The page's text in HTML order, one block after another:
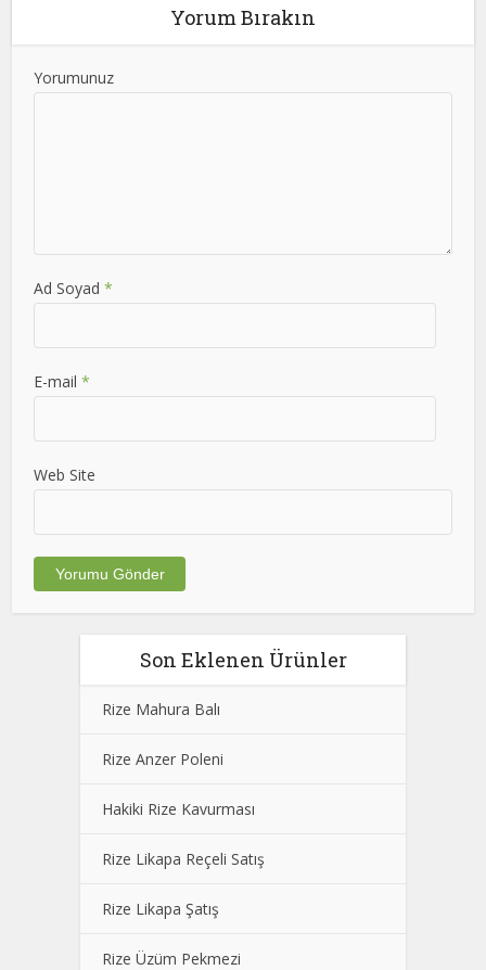
Yorum Bırakın
Yorumunuz
Ad Soyad*
E-mail*
Web Site
Son Eklenen Ürünler
Rize Mahura Balı
Rize Anzer Poleni
Hakiki Rize Kavurması
Rize Likapa Reçeli Satış
Rize Likapa Şatış
Rize Üzüm Pekmezi